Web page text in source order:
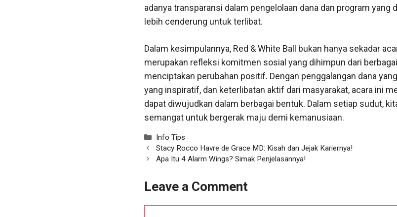
adanya transparansi dalam pengelolaan dana dan program yang
lebih cenderung untuk terlibat.
Dalam kesimpulannya, Red & White Ball bukan hanya sekadar
merupakan refleksi komitmen sosial yang dihimpun dari
menciptakan perubahan positif. Dengan penggalangan dana
yang inspiratif, dan keterlibatan aktif dari masyarakat, acara ini
dapat diwujudkan dalam berbagai bentuk. Dalam setiap sudut,
semangat untuk bergerak maju demi kemanusiaan.
Categories
Info Tips
Stacy Rocco Havre de Grace MD: Kisah dan Jejak Kariernya!
Apa Itu 4 Alarm Wings? Simak Penjelasannya!
Leave a Comment